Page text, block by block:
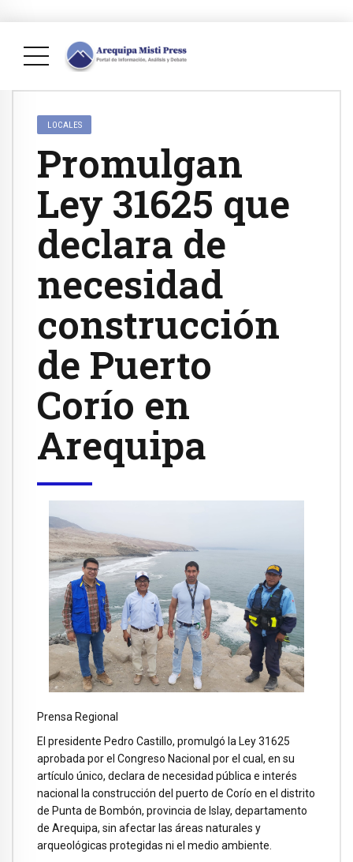
LOCALES
Promulgan
Ley 31625 que
declara de
necesidad
construcción
de Puerto
Corío en
Arequipa
Prensa Regional
El presidente Pedro Castillo, promulgó la Ley 31625
aprobada por el Congreso Nacional por el cual, en su
artículo único, declara de necesidad pública e interés
nacional la construcción del puerto de Corío en el distrito
de Punta de Bombón, provincia de Islay, departamento
de Arequipa, sin afectar las áreas naturales y
arqueológicas protegidas ni el medio ambiente.